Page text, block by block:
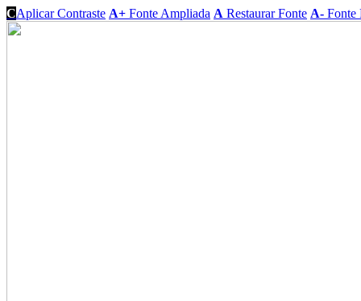
CAplicar Contraste A+ Fonte Ampliada A Restaurar Fonte A- Fonte